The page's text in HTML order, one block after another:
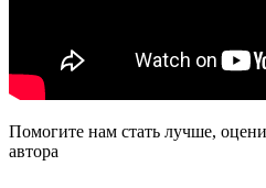
Помогите нам стать лучше,
автора